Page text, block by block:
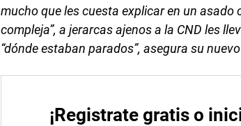
mucho que les cuesta explicar en un asado
compleja”, a jerarcas ajenos a la CND les
“dónde estaban parados”, asegura su
¡Registrate gratis o